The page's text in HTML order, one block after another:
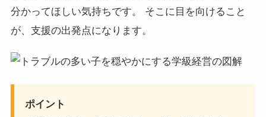
分かってほしい気持ちです。 そこに目を向けること
が、支援の出発点になります。
ポイント